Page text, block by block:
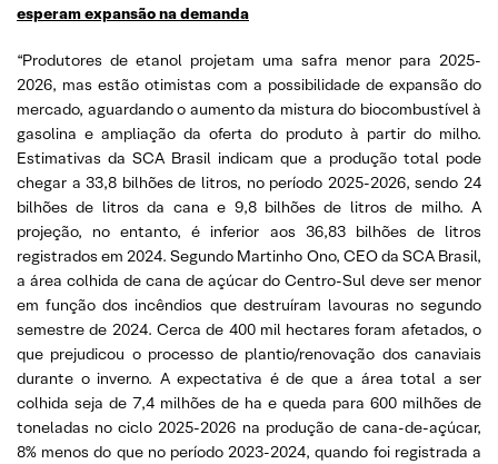
esperam expansão na demanda
“Produtores de etanol projetam uma safra menor para 2025-
2026, mas estão otimistas com a possibilidade de expansão do
mercado, aguardando o aumento da mistura do biocombustível à
gasolina e ampliação da oferta do produto à partir do milho.
Estimativas da SCA Brasil indicam que a produção total pode
chegar a 33,8 bilhões de litros, no período 2025-2026, sendo 24
bilhões de litros da cana e 9,8 bilhões de litros de milho. A
projeção, no entanto, é inferior aos 36,83 bilhões de litros
registrados em 2024. Segundo Martinho Ono, CEO da SCA Brasil,
a área colhida de cana de açúcar do Centro-Sul deve ser menor
em função dos incêndios que destruíram lavouras no segundo
semestre de 2024. Cerca de 400 mil hectares foram afetados, o
que prejudicou o processo de plantio/renovação dos canaviais
durante o inverno. A expectativa é de que a área total a ser
colhida seja de 7,4 milhões de ha e queda para 600 milhões de
toneladas no ciclo 2025-2026 na produção de cana-de-açúcar,
8% menos do que no período 2023-2024, quando foi registrada a